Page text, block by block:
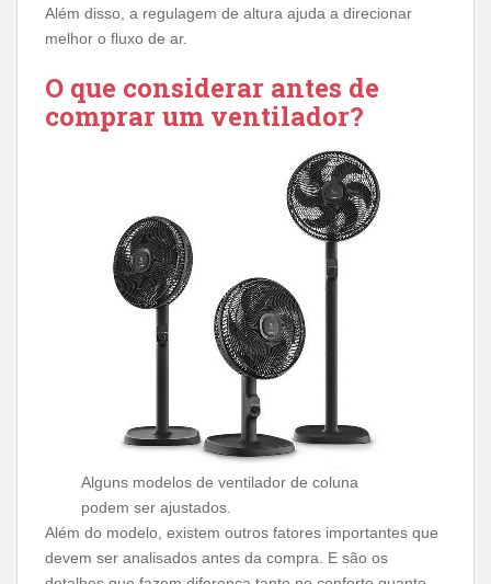
Além disso, a regulagem de altura ajuda a direcionar
melhor o fluxo de ar.
O que considerar antes de
comprar um ventilador?
Alguns modelos de ventilador de coluna
podem ser ajustados.
Além do modelo, existem outros fatores importantes que
devem ser analisados antes da compra. E são os